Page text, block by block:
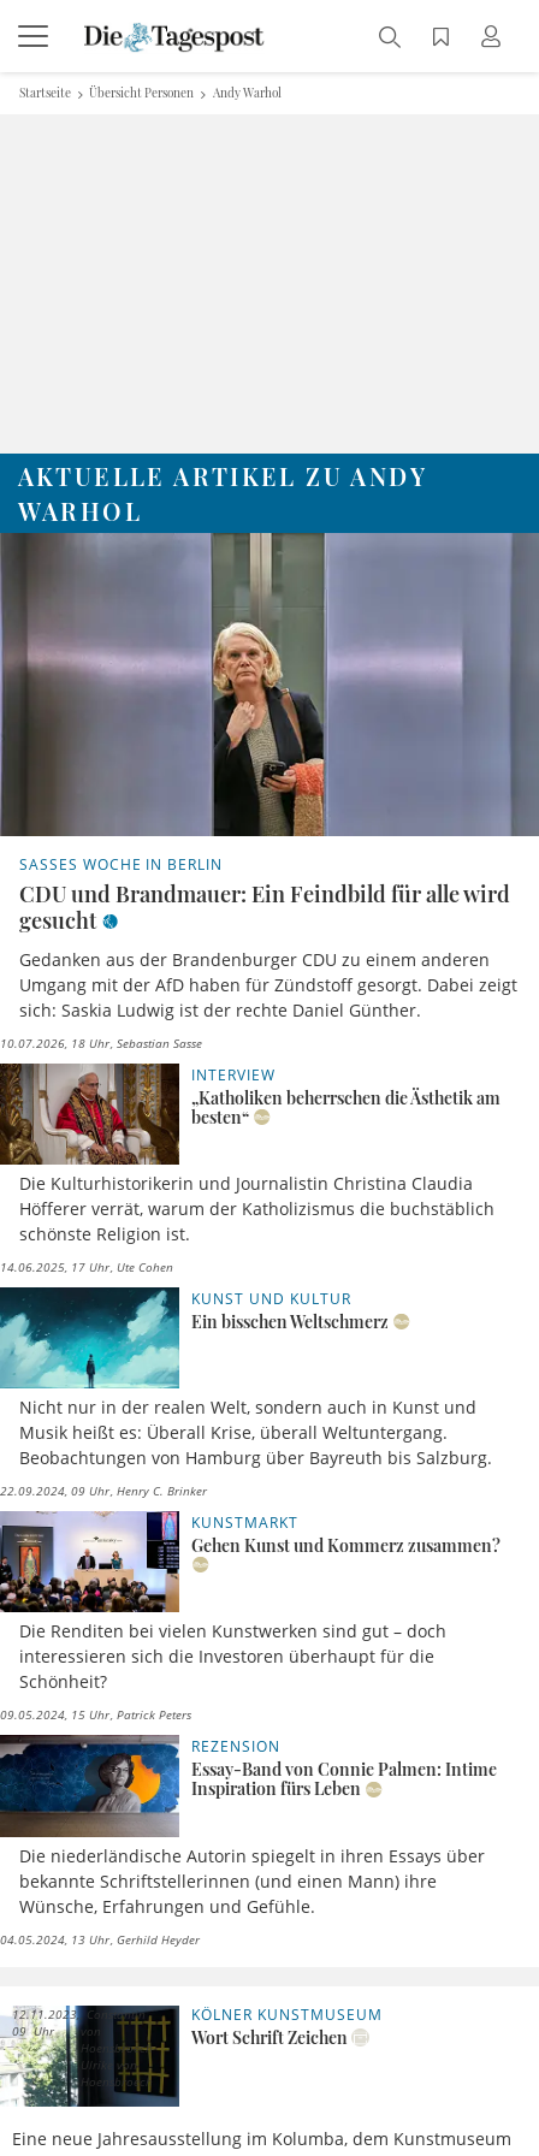
Startseite Übersicht Personen Andy Warhol
AKTUELLE ARTIKEL ZU ANDY
WARHOL
SASSES WOCHE IN BERLIN
CDU und Brandmauer: Ein Feindbild für alle wird
gesucht
Gedanken aus der Brandenburger CDU zu einem anderen
Umgang mit der AfD haben für Zündstoff gesorgt. Dabei zeigt
sich: Saskia Ludwig ist der rechte Daniel Günther.
10.07.2026, 18 Uhr Sebastian Sasse
INTERVIEW
„Katholiken beherrschen die Ästhetik am
besten“
Die Kulturhistorikerin und Journalistin Christina Claudia
Höfferer verrät, warum der Katholizismus die buchstäblich
schönste Religion ist.
14.06.2025, 17 Uhr Ute Cohen
KUNST UND KULTUR
Ein bisschen Weltschmerz
Nicht nur in der realen Welt, sondern auch in Kunst und
Musik heißt es: Überall Krise, überall Weltuntergang.
Beobachtungen von Hamburg über Bayreuth bis Salzburg.
22.09.2024, 09 Uhr Henry C. Brinker
KUNSTMARKT
Gehen Kunst und Kommerz zusammen?
Die Renditen bei vielen Kunstwerken sind gut – doch
interessieren sich die Investoren überhaupt für die
Schönheit?
09.05.2024, 15 Uhr Patrick Peters
REZENSION
Essay-Band von Connie Palmen: Intime
Inspiration fürs Leben
Die niederländische Autorin spiegelt in ihren Essays über
bekannte Schriftstellerinnen (und einen Mann) ihre
Wünsche, Erfahrungen und Gefühle.
04.05.2024, 13 Uhr Gerhild Heyder
KÖLNER KUNSTMUSEUM
Wort Schrift Zeichen
Eine neue Jahresausstellung im Kolumba, dem Kunstmuseum
12.11.2023,
09 Uhr
Constantin
von
Hoensbroech
Ulrike von
Hoensbroech